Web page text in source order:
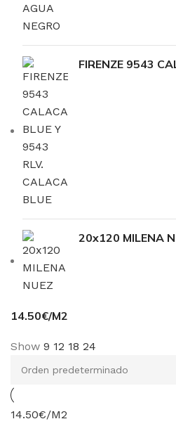
FIRENZE 9543
20x120 MILENA
14.50€/M2
Show 9 12 18 24
14.50€/M2